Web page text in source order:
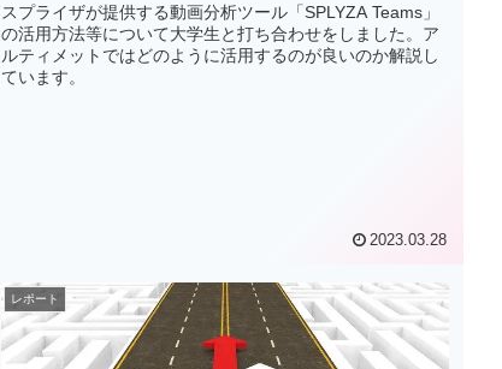
スプライザが提供する動画分析ツール「SPLYZA Teams」
の活用方法等について大学生と打ち合わせをしました。ア
ルティメットではどのように活用するのが良いのか解説し
ています。
2023.03.28
レポート